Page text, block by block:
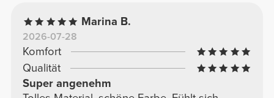
Marina B.
2026-07-28
Komfort
Qualität
Super angenehm